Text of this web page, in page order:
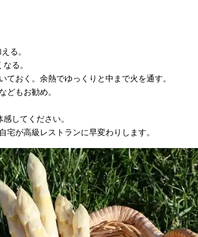
る。
る。
ておく。余熱でゆっくりと中まで火を通す。
どもお勧め。
してください。
が高級レストランに早変わりします。